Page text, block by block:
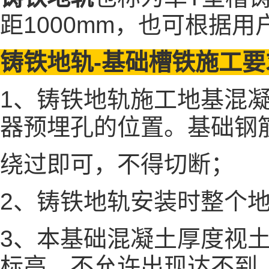
距1000mm，也可根据用
铸铁地轨-基础槽铁施工
1、铸铁地轨施工地基混
器预埋孔的位置。基础钢
绕过即可，不得切断；
2、铸铁地轨安装时整个
3、本基础混凝土厚度视